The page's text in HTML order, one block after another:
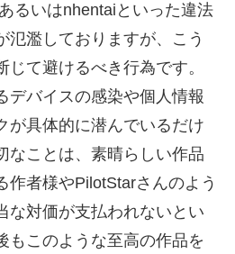
るいはnhentaiといった違法
氾濫しておりますが、こう
じて避けるべき行為です。
デバイスの感染や個人情報
が具体的に潜んでいるだけ
なことは、素晴らしい作品
作者様やPilotStarさんのよう
な対価が支払われないとい
もこのような至高の作品を